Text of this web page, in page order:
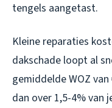
tengels aangetast.
Kleine reparaties
dakschade loopt al
gemiddelde WOZ
dan over 1,5-4% van